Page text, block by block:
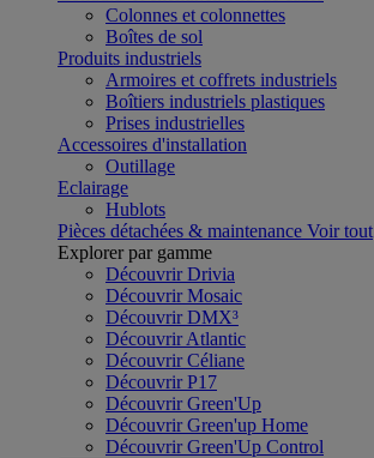
Colonnes et colonnettes
Boîtes de sol
Produits industriels
Armoires et coffrets industriels
Boîtiers industriels plastiques
Prises industrielles
Accessoires d'installation
Outillage
Eclairage
Hublots
Pièces détachées & maintenance Voir tout
Explorer par gamme
Découvrir Drivia
Découvrir Mosaic
Découvrir DMX³
Découvrir Atlantic
Découvrir Céliane
Découvrir P17
Découvrir Green'Up
Découvrir Green'up Home
Découvrir Green'Up Control